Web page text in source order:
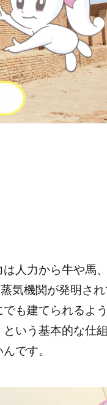
人力から牛や馬
気機関が発明され
も建てられるよ
いう基本的な仕
です。